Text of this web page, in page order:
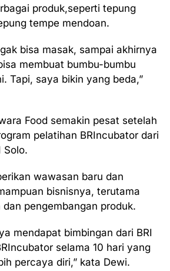
produk,seperti tepung
tempe mendoan.
bisa masak, sampai akhirnya
membuat bumbu-bumbu
Tapi, saya bikin yang beda,”
Food semakin pesat setelah
pelatihan BRIncubator dari
Solo.
wawasan baru dan
bisnisnya, terutama
pengembangan produk.
mendapat bimbingan dari BRI
selama 10 hari yang
percaya diri,” kata Dewi.